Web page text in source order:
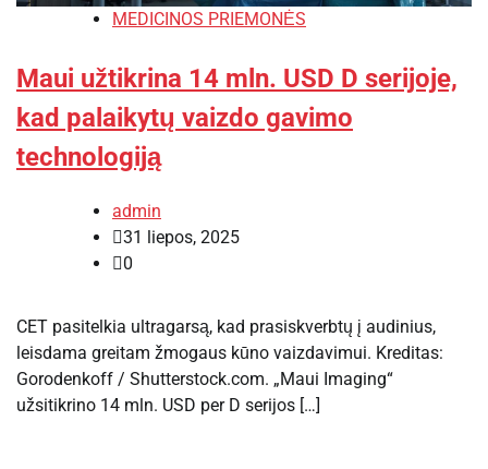
MEDICINOS PRIEMONĖS
Maui užtikrina 14 mln. USD D serijoje,
kad palaikytų vaizdo gavimo
technologiją
admin
31 liepos, 2025
0
CET pasitelkia ultragarsą, kad prasiskverbtų į audinius,
leisdama greitam žmogaus kūno vaizdavimui. Kreditas:
Gorodenkoff / Shutterstock.com. „Maui Imaging“
užsitikrino 14 mln. USD per D serijos […]